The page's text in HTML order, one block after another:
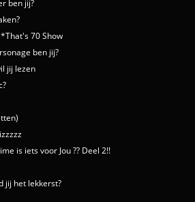
ben jij?
70 Show
ben jij?
jij lezen
is iets voor Jou ?? Deel 2!!
jij het lekkerst?